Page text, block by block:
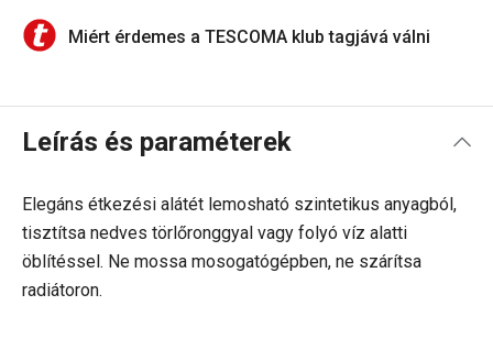
Miért érdemes a TESCOMA klub tagjává válni
Leírás és paraméterek
Elegáns étkezési alátét lemosható szintetikus anyagból,
tisztítsa nedves törlőronggyal vagy folyó víz alatti
öblítéssel. Ne mossa mosogatógépben, ne szárítsa
radiátoron.